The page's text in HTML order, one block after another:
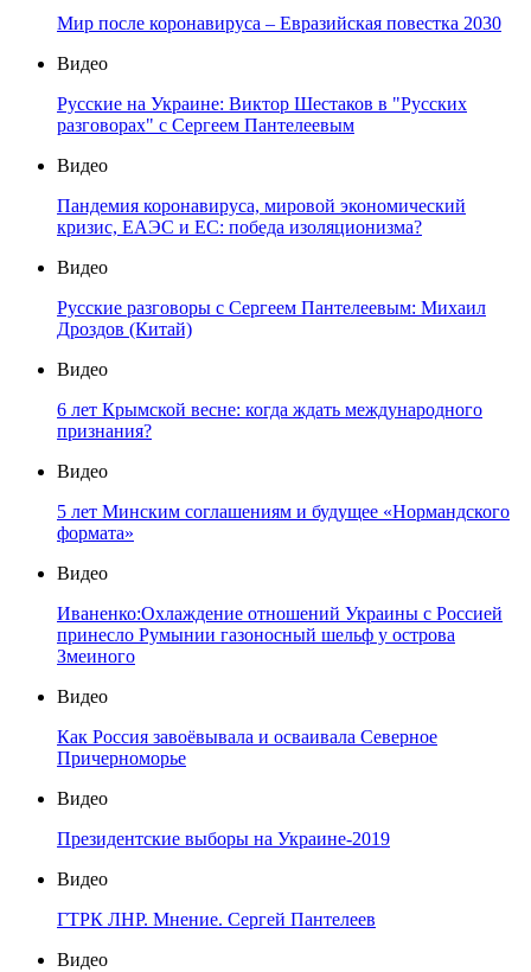
Мир после коронавируса – Евразийская повестка 2030
Видео
Русские на Украине: Виктор Шестаков в "Русских
разговорах" с Сергеем Пантелеевым
Видео
Пандемия коронавируса, мировой экономический
кризис, ЕАЭС и ЕС: победа изоляционизма?
Видео
Русские разговоры с Сергеем Пантелеевым: Михаил
Дроздов (Китай)
Видео
6 лет Крымской весне: когда ждать международного
признания?
Видео
5 лет Минским соглашениям и будущее «Нормандского
формата»
Видео
Иваненко:Охлаждение отношений Украины с Россией
принесло Румынии газоносный шельф у острова
Змеиного
Видео
Как Россия завоёвывала и осваивала Северное
Причерноморье
Видео
Президентские выборы на Украине-2019
Видео
ГТРК ЛНР. Мнение. Сергей Пантелеев
Видео